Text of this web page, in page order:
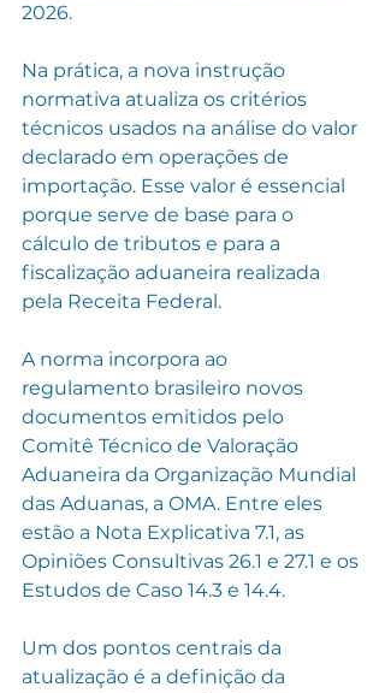
2026.
Na prática, a nova instrução
normativa atualiza os critérios
técnicos usados na análise do valor
declarado em operações de
importação. Esse valor é essencial
porque serve de base para o
cálculo de tributos e para a
fiscalização aduaneira realizada
pela Receita Federal.
A norma incorpora ao
regulamento brasileiro novos
documentos emitidos pelo
Comitê Técnico de Valoração
Aduaneira da Organização Mundial
das Aduanas, a OMA. Entre eles
estão a Nota Explicativa 7.1, as
Opiniões Consultivas 26.1 e 27.1 e os
Estudos de Caso 14.3 e 14.4.
Um dos pontos centrais da
atualização é a definição da